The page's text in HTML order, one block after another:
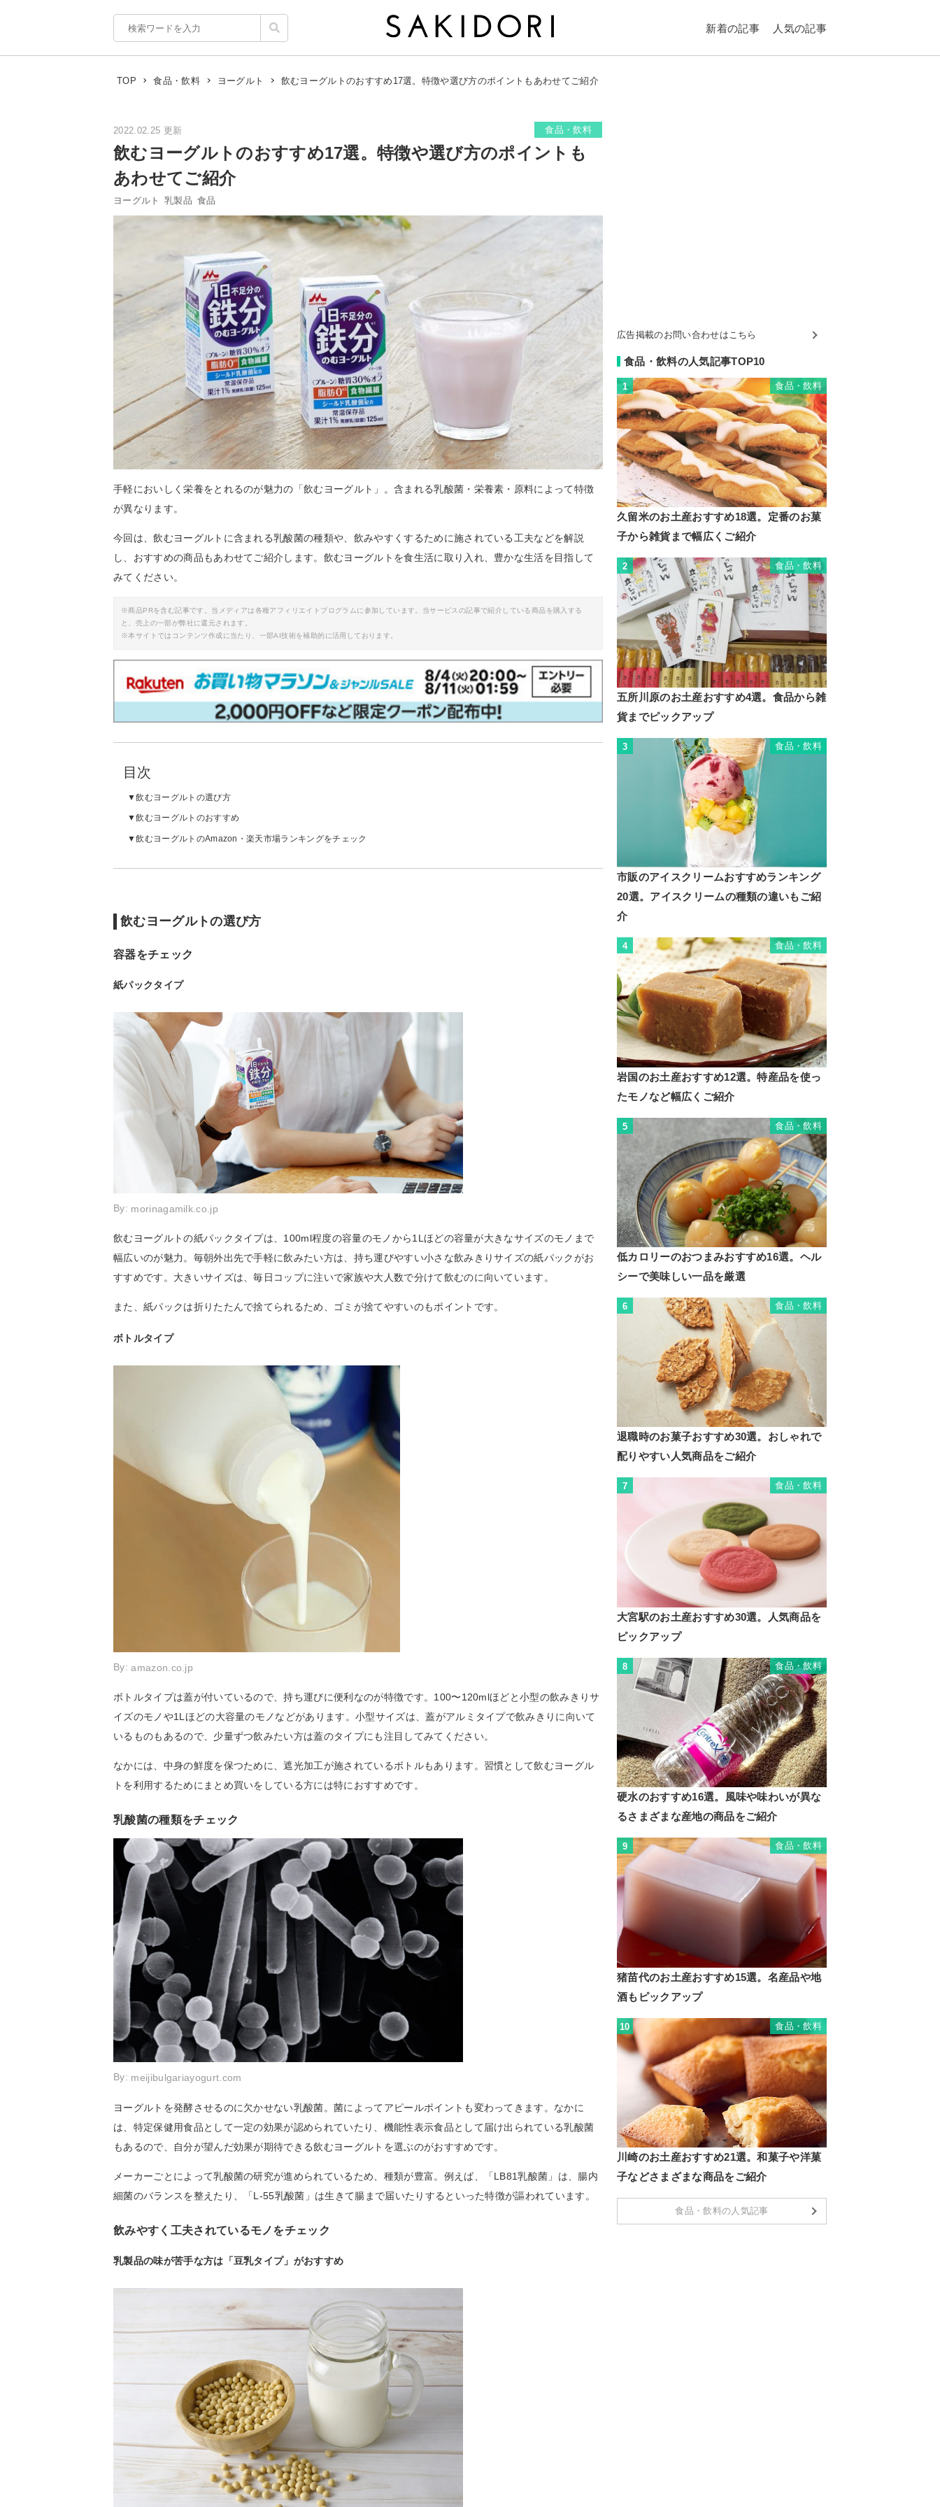
新着の記事 人気の記事
TOP 食品・飲料 ヨーグルト 飲むヨーグルトのおすすめ17選。特徴や選び方のポイントもあわせてご紹介
2022.02.25 更新 食品・飲料
飲むヨーグルトのおすすめ17選。特徴や選び方のポイントも
あわせてご紹介
ヨーグルト 乳製品 食品
By: morinagamilk.co.jp
手軽においしく栄養をとれるのが魅力の「飲むヨーグルト」。含まれる乳酸菌・栄養素・原料によって特徴
が異なります。
今回は、飲むヨーグルトに含まれる乳酸菌の種類や、飲みやすくするために施されている工夫などを解説
し、おすすめの商品もあわせてご紹介します。飲むヨーグルトを食生活に取り入れ、豊かな生活を目指して
みてください。
※商品PRを含む記事です。当メディアは各種アフィリエイトプログラムに参加しています。当サービスの記事で紹介している商品を購入する
と、売上の一部が弊社に還元されます。
※本サイトではコンテンツ作成に当たり、一部AI技術を補助的に活用しております。
目次
飲むヨーグルトの選び方
飲むヨーグルトのおすすめ
飲むヨーグルトのAmazon・楽天市場ランキングをチェック
飲むヨーグルトの選び方
容器をチェック
紙パックタイプ
By: morinagamilk.co.jp
飲むヨーグルトの紙パックタイプは、100ml程度の容量のモノから1Lほどの容量が大きなサイズのモノまで
幅広いのが魅力。毎朝外出先で手軽に飲みたい方は、持ち運びやすい小さな飲みきりサイズの紙パックがお
すすめです。大きいサイズは、毎日コップに注いで家族や大人数で分けて飲むのに向いています。
また、紙パックは折りたたんで捨てられるため、ゴミが捨てやすいのもポイントです。
ボトルタイプ
By:amazon.co.jp
ボトルタイプは蓋が付いているので、持ち運びに便利なのが特徴です。100〜120mlほどと小型の飲みきりサ
イズのモノや1Lほどの大容量のモノなどがあります。小型サイズは、蓋がアルミタイプで飲みきりに向いて
いるものもあるので、少量ずつ飲みたい方は蓋のタイプにも注目してみてください。
なかには、中身の鮮度を保つために、遮光加工が施されているボトルもあります。習慣として飲むヨーグル
トを利用するためにまとめ買いをしている方には特におすすめです。
乳酸菌の種類をチェック
By: meijibulgariayogurt.com
ヨーグルトを発酵させるのに欠かせない乳酸菌。菌によってアピールポイントも変わってきます。なかに
は、特定保健用食品として一定の効果が認められていたり、機能性表示食品として届け出られている乳酸菌
もあるので、自分が望んだ効果が期待できる飲むヨーグルトを選ぶのがおすすめです。
メーカーごとによって乳酸菌の研究が進められているため、種類が豊富。例えば、「LB81乳酸菌」は、腸内
細菌のバランスを整えたり、「L-55乳酸菌」は生きて腸まで届いたりするといった特徴が謳われています。
飲みやすく工夫されているモノをチェック
乳製品の味が苦手な方は「豆乳タイプ」がおすすめ
広告掲載のお問い合わせはこちら
食品・飲料の人気記事TOP10
1 食品・飲料
久留米のお土産おすすめ18選。定番のお菓
子から雑貨まで幅広くご紹介
2 食品・飲料
五所川原のお土産おすすめ4選。食品から雑
貨までピックアップ
3 食品・飲料
市販のアイスクリームおすすめランキング
20選。アイスクリームの種類の違いもご紹
介
4 食品・飲料
岩国のお土産おすすめ12選。特産品を使っ
たモノなど幅広くご紹介
5 食品・飲料
低カロリーのおつまみおすすめ16選。ヘル
シーで美味しい一品を厳選
6 食品・飲料
退職時のお菓子おすすめ30選。おしゃれで
配りやすい人気商品をご紹介
7 食品・飲料
大宮駅のお土産おすすめ30選。人気商品を
ピックアップ
8 食品・飲料
硬水のおすすめ16選。風味や味わいが異な
るさまざまな産地の商品をご紹介
9 食品・飲料
猪苗代のお土産おすすめ15選。名産品や地
酒もピックアップ
10 食品・飲料
川崎のお土産おすすめ21選。和菓子や洋菓
子などさまざまな商品をご紹介
食品・飲料の人気記事